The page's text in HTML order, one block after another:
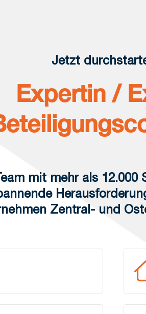
Jetzt
Expertin /
mit mehr als
Zentral- und